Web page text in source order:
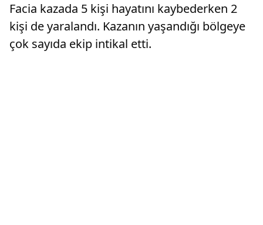
Facia kazada 5 kişi hayatını kaybederken 2
kişi de yaralandı. Kazanın yaşandığı bölgeye
çok sayıda ekip intikal etti.